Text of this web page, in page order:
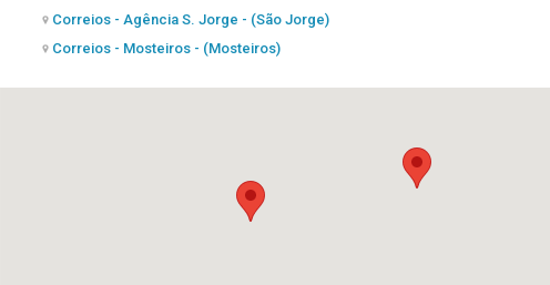
Correios - Agência S. Jorge - (São Jorge)
Correios - Mosteiros - (Mosteiros)